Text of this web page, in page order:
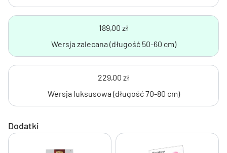
189,00 zł
Wersja zalecana (długość 50-60 cm)
229,00 zł
Wersja luksusowa (długość 70-80 cm)
Dodatki